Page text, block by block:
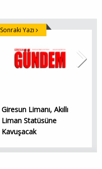
Giresun Limanı, Akıllı
Liman Statüsüne
Kavuşacak
Sonraki Yazı